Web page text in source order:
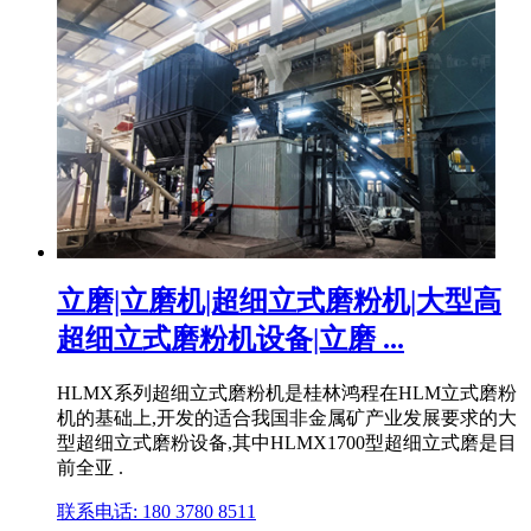
立磨|立磨机|超细立式磨粉机|大型高
超细立式磨粉机设备|立磨 ...
HLMX系列超细立式磨粉机是桂林鸿程在HLM立式磨粉
机的基础上,开发的适合我国非金属矿产业发展要求的大
型超细立式磨粉设备,其中HLMX1700型超细立式磨是目
前全亚 .
联系电话: 180 3780 8511